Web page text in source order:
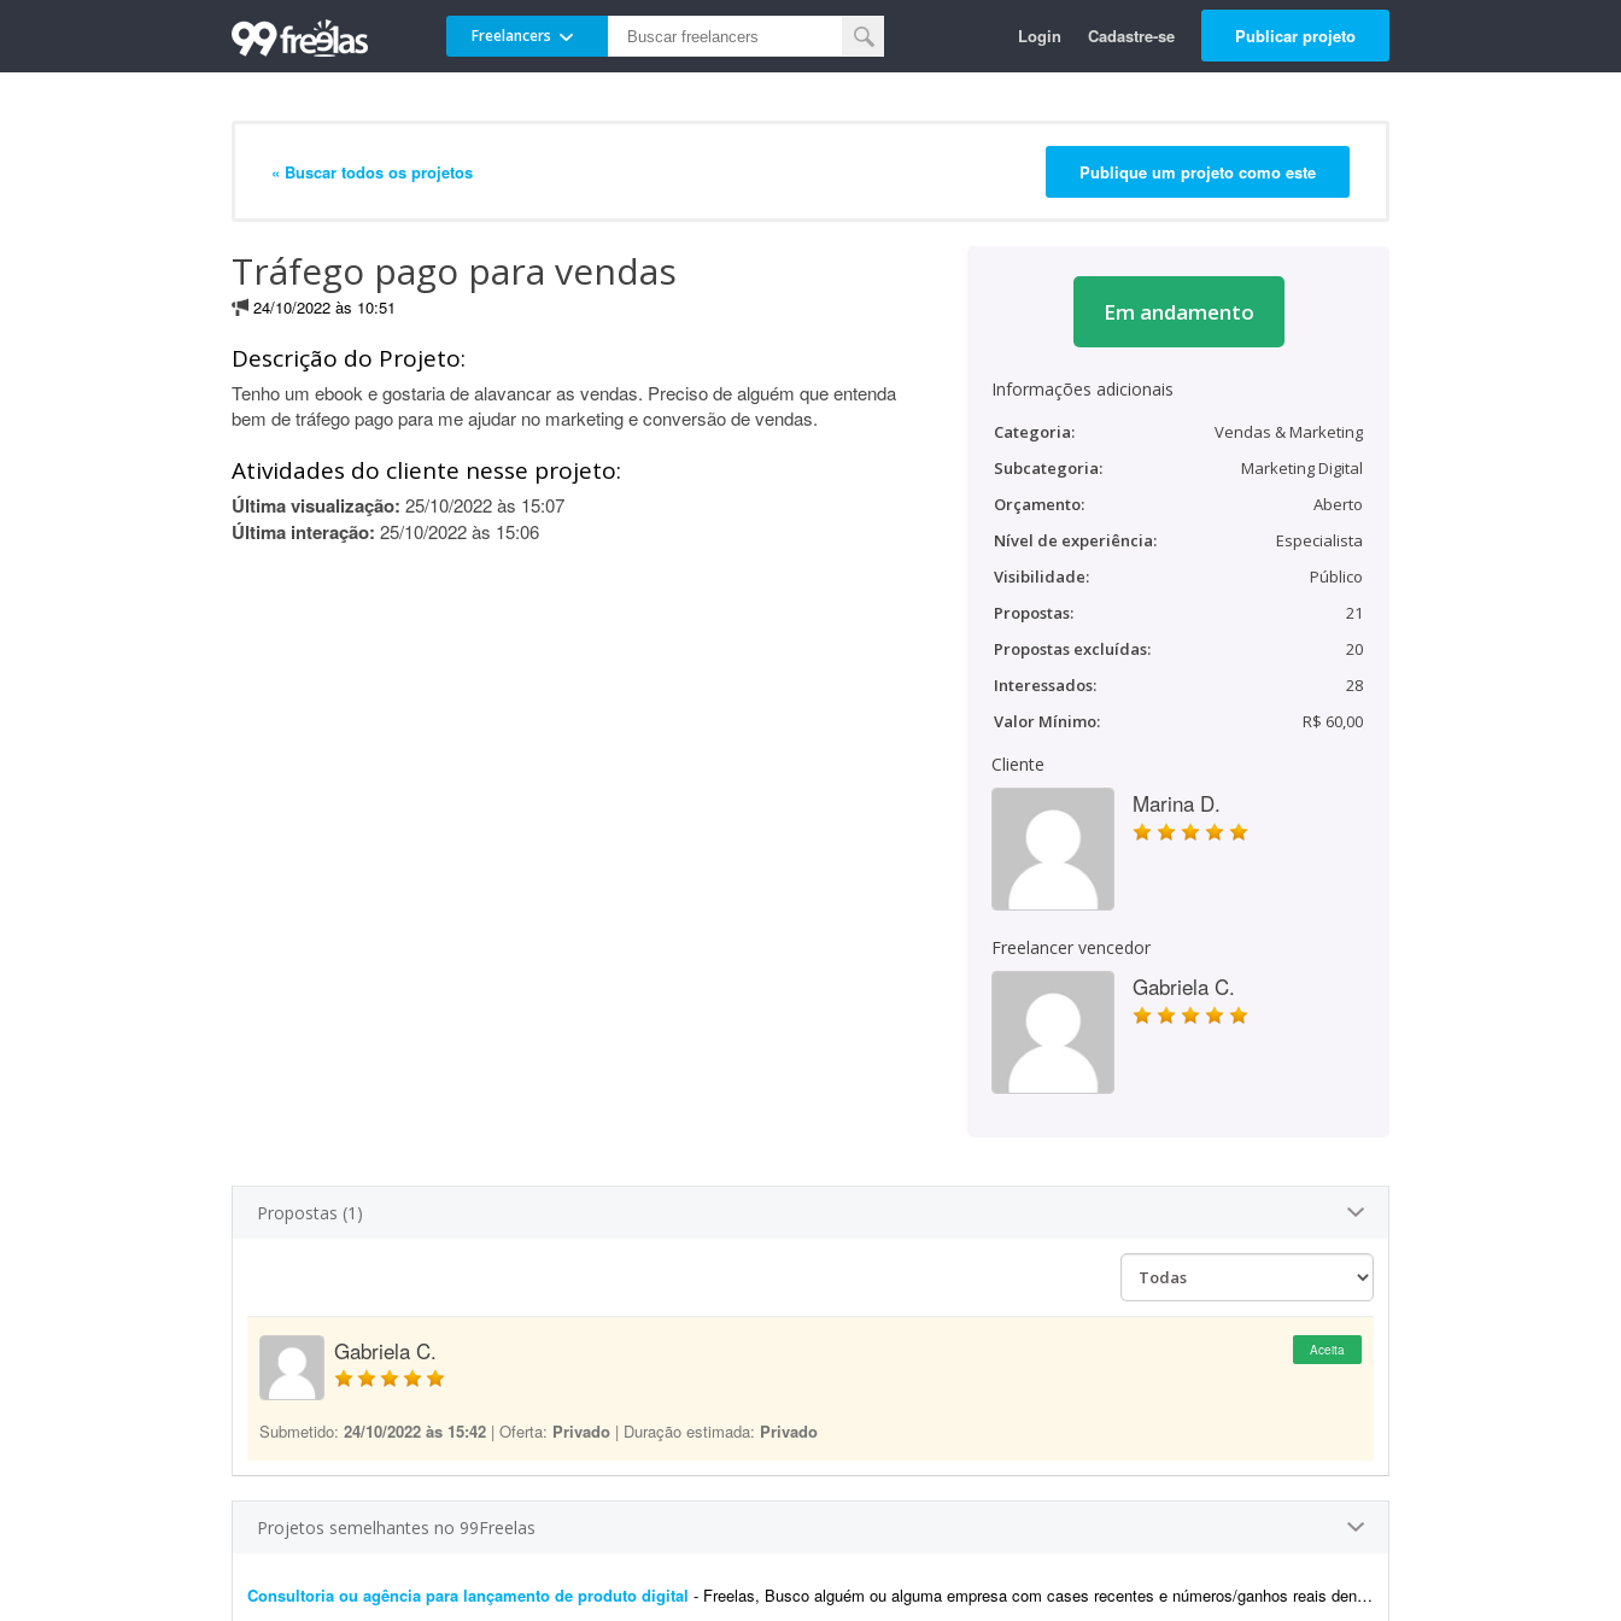
Freelancers Login Cadastre-se Publicar projeto
« Buscar todos os projetos Publique um projeto como este
Tráfego pago para vendas
24/10/2022 às 10:51
Descrição do Projeto:
Tenho um ebook e gostaria de alavancar as vendas. Preciso de alguém que entenda
bem de tráfego pago para me ajudar no marketing e conversão de vendas.
Atividades do cliente nesse projeto:
Última visualização: 25/10/2022 às 15:07
Última interação: 25/10/2022 às 15:06
Em andamento
Informações adicionais
Categoria:
Vendas & Marketing
Subcategoria:
Marketing Digital
Orçamento:
Aberto
Nível de experiência:
Especialista
Visibilidade:
Público
Propostas:
21
Propostas excluídas:
20
Interessados:
28
Valor Mínimo:
R$ 60,00
Cliente
Marina D.
Freelancer vencedor
Gabriela C.
Propostas (1)
Gabriela C. Aceita
Submetido: 24/10/2022 às 15:42 | Oferta: Privado | Duração estimada: Privado
Projetos semelhantes no 99Freelas
Consultoria ou agência para lançamento de produto digital - Freelas, Busco alguém ou alguma empresa com cases recentes e números/ganhos reais dentro do lançamento de produtos digitais. Informações: - tenho orçame...